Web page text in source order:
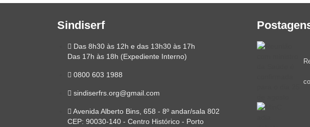
Sindiserf
Das 8h30 às 12h e das 13h30 às 17h
Das 17h às 18h (Expediente Interno)
0800 603 1988
sindiserfrs.org@gmail.com
Avenida Alberto Bins, 658 - 8º andar/sala 802
CEP: 90030-140 - Centro Histórico - Porto